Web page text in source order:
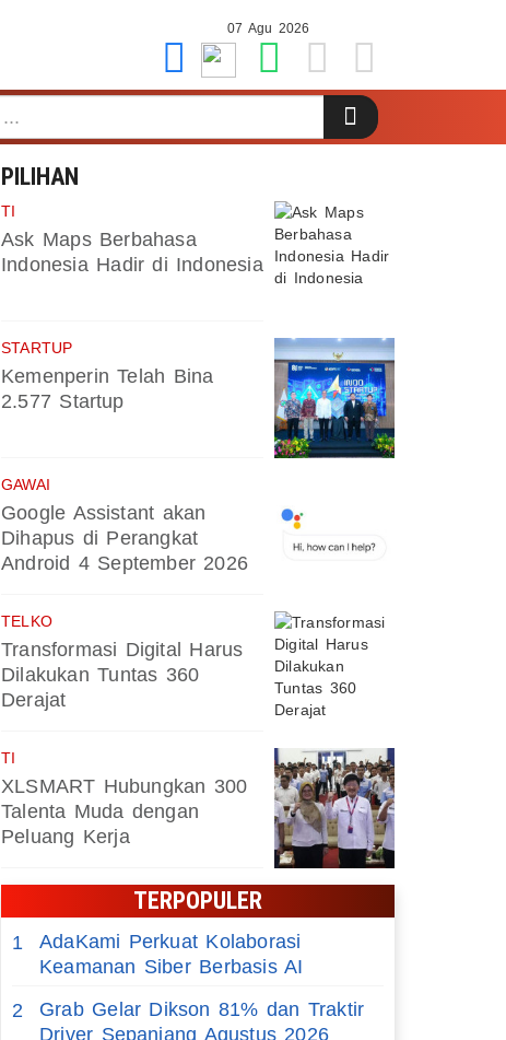
07 Agu 2026
PILIHAN
TI
Ask Maps Berbahasa
Indonesia Hadir di Indonesia
STARTUP
Kemenperin Telah Bina
2.577 Startup
GAWAI
Google Assistant akan
Dihapus di Perangkat
Android 4 September 2026
TELKO
Transformasi Digital Harus
Dilakukan Tuntas 360
Derajat
TI
XLSMART Hubungkan 300
Talenta Muda dengan
Peluang Kerja
TERPOPULER
1
AdaKami Perkuat Kolaborasi
Keamanan Siber Berbasis AI
2
Grab Gelar Dikson 81% dan Traktir
Driver Sepanjang Agustus 2026